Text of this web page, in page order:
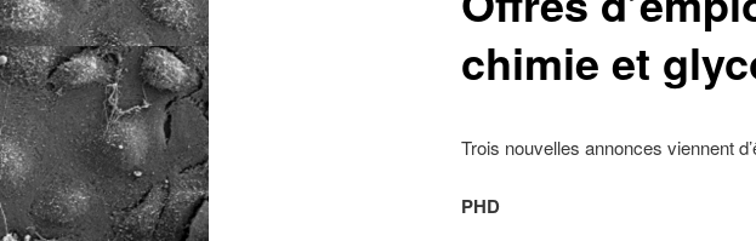
chimie et
Trois nouvelles annonces viennent
PHD